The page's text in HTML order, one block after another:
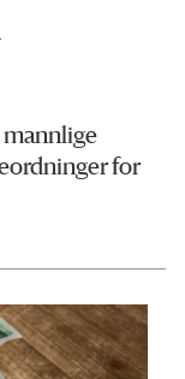
mannlige
for